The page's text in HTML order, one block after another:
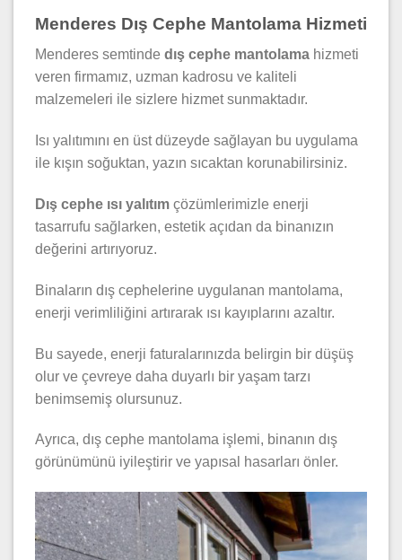
Menderes Dış Cephe Mantolama Hizmeti
Menderes semtinde dış cephe mantolama hizmeti
veren firmamız, uzman kadrosu ve kaliteli
malzemeleri ile sizlere hizmet sunmaktadır.
Isı yalıtımını en üst düzeyde sağlayan bu uygulama
ile kışın soğuktan, yazın sıcaktan korunabilirsiniz.
Dış cephe ısı yalıtım çözümlerimizle enerji
tasarrufu sağlarken, estetik açıdan da binanızın
değerini artırıyoruz.
Binaların dış cephelerine uygulanan mantolama,
enerji verimliliğini artırarak ısı kayıplarını azaltır.
Bu sayede, enerji faturalarınızda belirgin bir düşüş
olur ve çevreye daha duyarlı bir yaşam tarzı
benimsemiş olursunuz.
Ayrıca, dış cephe mantolama işlemi, binanın dış
görünümünü iyileştirir ve yapısal hasarları önler.